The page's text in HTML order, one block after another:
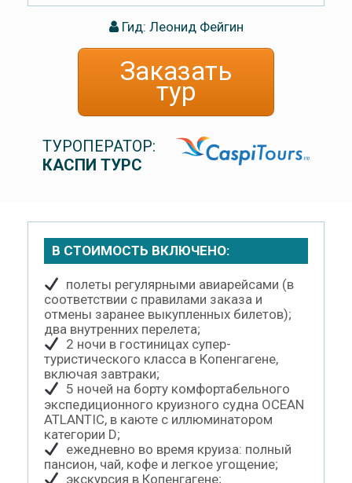
Гид: Леонид Фейгин
Заказать
тур
ТУРОПЕРАТОР:
КАСПИ ТУРС
В СТОИМОСТЬ ВКЛЮЧЕНО:
полеты регулярными авиарейсами (в
соответствии с правилами заказа и
отмены заранее выкупленных билетов);
два внутренних перелета;
2 ночи в гостиницах супер-
туристического класса в Копенгагене,
включая завтраки;
5 ночей на борту комфортабельного
экспедиционного круизного судна OCEAN
ATLANTIC, в каюте с иллюминатором
категории D;
ежедневно во время круиза: полный
пансион, чай, кофе и легкое угощение;
экскурсия в Копенгагене;